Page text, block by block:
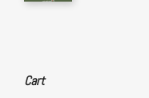
Cart